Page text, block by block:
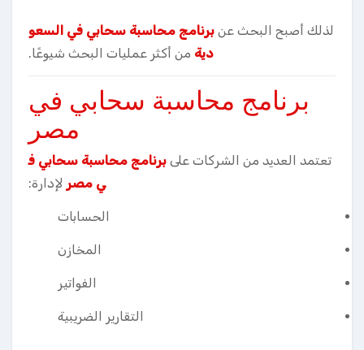
لذلك أصبح البحث عن برنامج محاسبة سحابي في السعو
دية من أكثر عمليات البحث شيوعًا.
برنامج محاسبة سحابي في
مصر
تعتمد العديد من الشركات على برنامج محاسبة سحابي ف
ي مصر لإدارة:
الحسابات
المخازن
الفواتير
التقارير الضريبية